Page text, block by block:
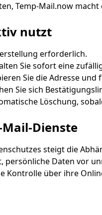
Temp-Mail.now macht
nutzt
erforderlich.
Sie sofort eine
Sie die Adresse
Sie sich
Löschung,
Dienste
steigt die
persönliche Daten vor
Kontrolle über ihre